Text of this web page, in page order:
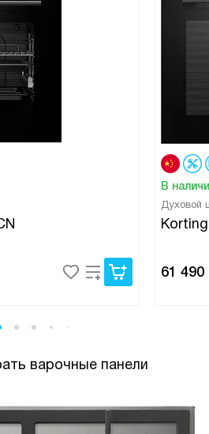
В
Духовой
61 490
варочные панели